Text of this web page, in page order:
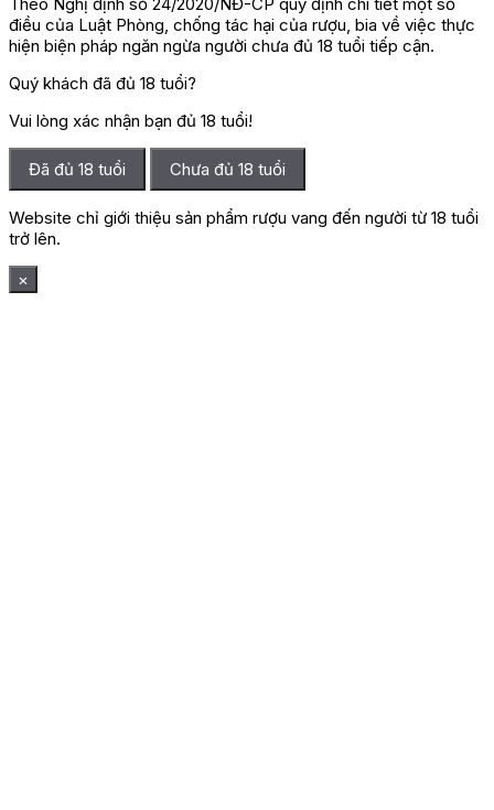
điều của Luật Phòng, chống tác hại của rượu, bia về việc thực
hiện biện pháp ngăn ngừa người chưa đủ 18 tuổi tiếp cận.
Quý khách đã đủ 18 tuổi?
Vui lòng xác nhận bạn đủ 18 tuổi!
Đã đủ 18 tuổi Chưa đủ 18 tuổi
Website chỉ giới thiệu sản phẩm rượu vang đến người từ 18 tuổi
trở lên.
×